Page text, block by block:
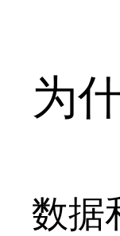
为
数据